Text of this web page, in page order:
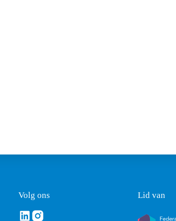
Volg ons
Volg ons via Linkedin
Volg ons via Instagram
Lid van